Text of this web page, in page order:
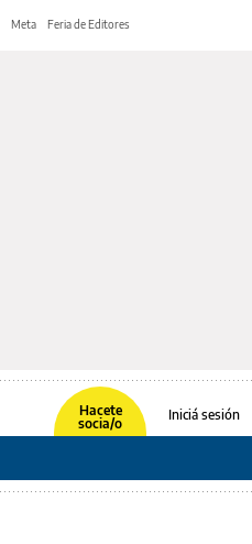
Meta Feria de Editores
Hacete
socia/o
Iniciá sesión